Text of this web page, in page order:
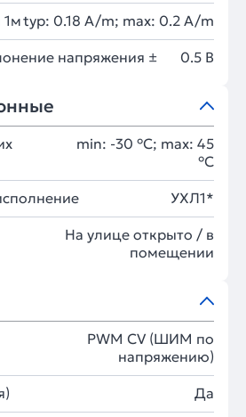
1мtyp: 0.18 A/m; max: 0.2 A/m
напряжения ± 0.5 В
min: -30 °C; max: 45
°C
УХЛ1*
На улице открыто / в
помещении
PWM СV (ШИМ по
напряжению)
Да